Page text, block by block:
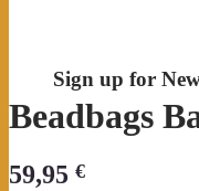
Sign up for
Erhalte
sichere dir deinen
E-Mail-Adresse
Beadbags
59,95 €